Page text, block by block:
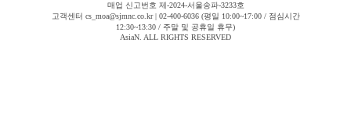
매업 신고번호 제-2024-서울송파-3233호
고객센터 cs_moa@sjmnc.co.kr | 02-400-6036 (평일 10:00~17:00 / 점심시간
12:30~13:30 / 주말 및 공휴일 휴무)
AsiaN. ALL RIGHTS RESERVED